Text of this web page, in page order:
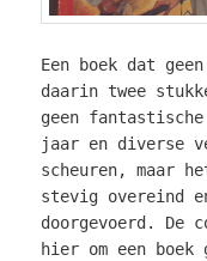
Een boek dat
daarin twee
geen
jaar en diverse
scheuren, maar
stevig overeind
doorgevoerd.
hier om een boek